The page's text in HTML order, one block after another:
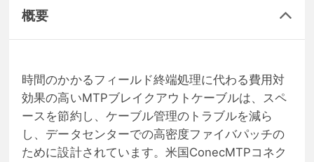
概要
時間のかかるフィールド終端処理に代わる費用対
効果の高いMTPブレイクアウトケーブルは、スペ
ースを節約し、ケーブル管理のトラブルを減ら
し、データセンターでの高密度ファイバパッチの
ために設計されています。米国ConecMTPコネク